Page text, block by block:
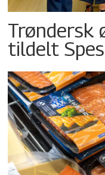
Trøndersk
tildelt